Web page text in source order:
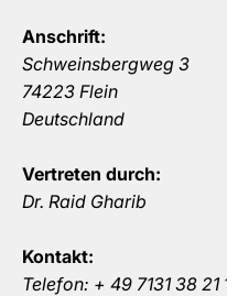
Anschrift:
Schweinsbergweg 3
74223 Flein
Deutschland
Vertreten durch:
Dr. Raid Gharib
Kontakt:
Telefon: + 49 7131 38 21